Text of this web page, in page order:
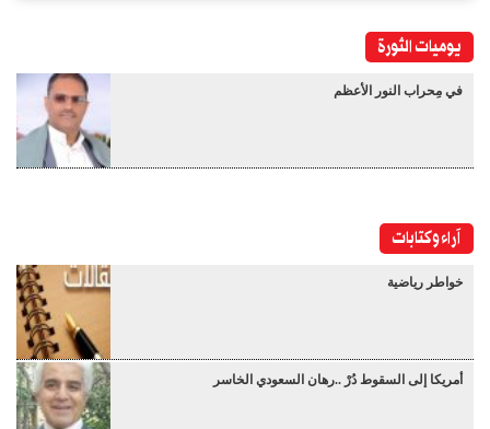
يوميات الثورة
في مِحراب النور الأعظم
آراء وكتابات
خواطر رياضية
أمريكا إلى السقوط دُرْ ..رهان السعودي الخاسر